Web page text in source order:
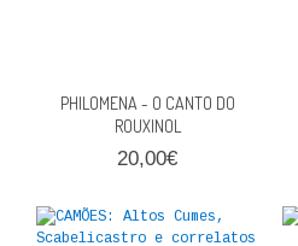
PROMOÇÕES
VER CARRINHO
CONTACTOS
PHILOMENA - O CANTO DO
ROUXINOL
20,00€